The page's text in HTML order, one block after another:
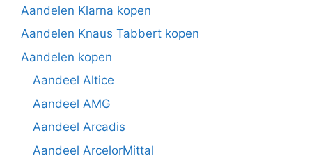
Aandelen Klarna kopen
Aandelen Knaus Tabbert kopen
Aandelen kopen
Aandeel Altice
Aandeel AMG
Aandeel Arcadis
Aandeel ArcelorMittal